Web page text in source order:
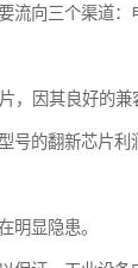
流向三个渠道
，因其良好的兼
号的翻新芯片利
明显隐患。